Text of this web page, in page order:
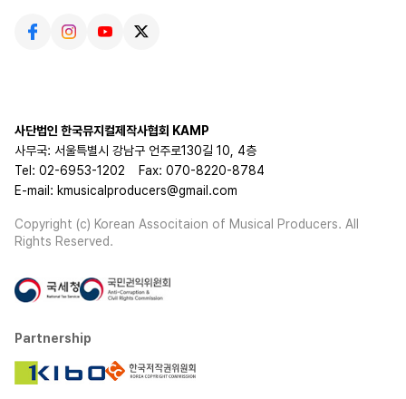
사단법인 한국뮤지컬제작사협회 KAMP
사무국: 서울특별시 강남구 언주로130길 10, 4층
Tel: 02-6953-1202
Fax: 070-8220-8784
E-mail: kmusicalproducers@gmail.com
Copyright (c) Korean Associtaion of Musical Producers. All
Rights Reserved.
Partnership